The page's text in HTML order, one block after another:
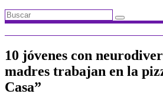
10 jóvenes con
madres trabajan en la
Casa”